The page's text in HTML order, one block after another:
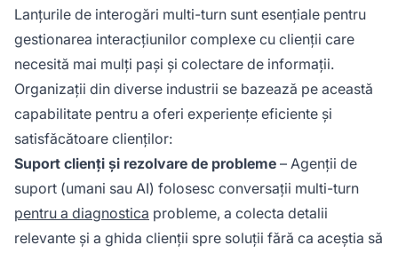
Lanțurile de interogări multi-turn sunt esențiale pentru
gestionarea interacțiunilor complexe cu clienții care
necesită mai mulți pași și colectare de informații.
Organizații din diverse industrii se bazează pe această
capabilitate pentru a oferi experiențe eficiente și
satisfăcătoare clienților:
Suport clienți și rezolvare de probleme – Agenții de
suport (umani sau AI) folosesc conversații multi-turn
pentru a diagnostica probleme, a colecta detalii
relevante și a ghida clienții spre soluții fără ca aceștia să